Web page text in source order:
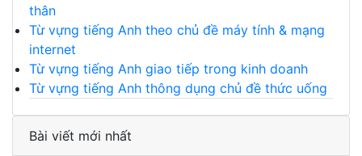
thân
Từ vựng tiếng Anh theo chủ đề máy tính & mạng
internet
Từ vựng tiếng Anh giao tiếp trong kinh doanh
Từ vựng tiếng Anh thông dụng chủ đề thức uống
Bài viết mới nhất